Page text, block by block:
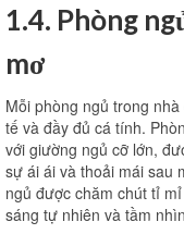
1.4. Phòng
mơ
Mỗi phòng ngủ trong
tế và đầy đủ cá tính.
với giường ngủ cỡ lớn,
sự ái ái và thoải mái sau
ngủ được chăm chút tỉ
sáng tự nhiên và tầm